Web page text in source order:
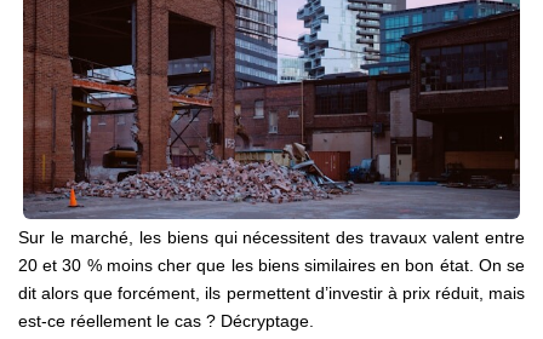
Avis Clients
CONTACT
EN
Sur le marché, les biens qui nécessitent des travaux valent entre
20 et 30 % moins cher que les biens similaires en bon état. On se
dit alors que forcément, ils permettent d’investir à prix réduit, mais
est-ce réellement le cas ? Décryptage.